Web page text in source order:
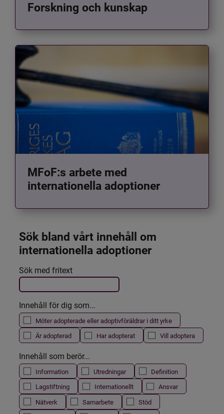
Forskning och kunskap
MFoF:s arbete med
internationella adoptioner
Sök bland vårt innehåll om
internationella adoptioner
Filtrera resultatet
Det här formuläret postas automatiskt
Sök med fritext
Innehåll för dig som...
Möter adopterade eller adoptivföräldrar i ditt yrke
Är adopterad
Har adopterat Vill adoptera
Innehåll som berör...
Information Utredningar
Definition
Lagstiftning
Internationellt
Ansvar
Nätverk
Samarbete
Stöd